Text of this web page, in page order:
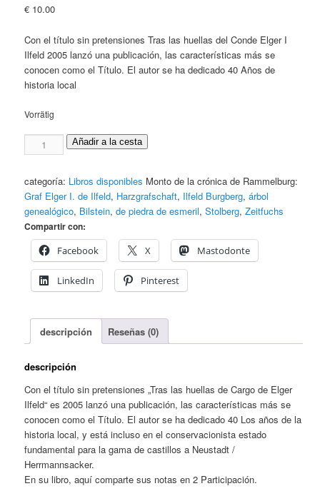
€ 10.00
Con el título sin pretensiones Tras las huellas del Conde Elger I
Ilfeld 2005 lanzó una publicación, las características más se
conocen como el Título. El autor se ha dedicado 40 Años de
historia local
Vorrätig
las
del
Conde
I,
Elger.
Menge
Añadir a la cesta
categoría: Libros disponibles Monto de la crónica de Rammelburg:
Graf Elger I. de Ilfeld, Harzgrafschaft, Ilfeld Burgberg,árbol
genealógico, Bilstein,de piedra de esmeril,Stolberg,Zeitfuchs
Compartir con:
Facebook
X Mastodonte
LinkedIn Pinterest
descripción Reseñas (0)
descripción
Con el título sin pretensiones „Tras las huellas de Cargo de Elger
Ilfeld“ es 2005 lanzó una publicación, las características más se
conocen como el Título. El autor se ha dedicado 40 Los años de la
historia local, y está incluso en el conservacionista estado
fundamental para la gama de castillos a Neustadt /
Herrmannsacker.
En su libro, aquí comparte sus notas en 2 Participación.